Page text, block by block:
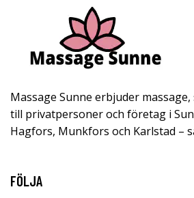
Massage Sunne erbjuder
till privatpersoner och företag i
Hagfors, Munkfors och Karlstad –
FÖLJA